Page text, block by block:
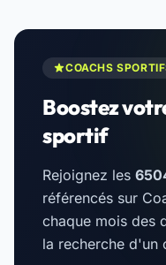
COACHS
Boostez
sportif
Rejoignez les
référencés sur
chaque mois des
la recherche d'un